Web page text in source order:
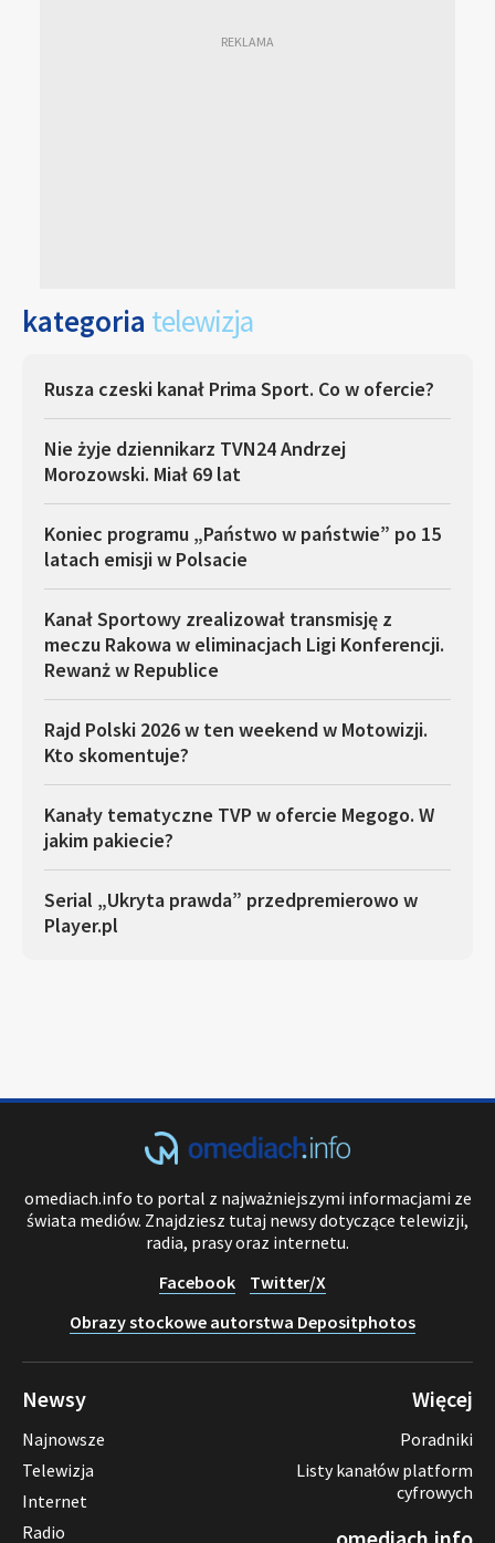
kategoria telewizja
Rusza czeski kanał Prima Sport. Co w ofercie?
Nie żyje dziennikarz TVN24 Andrzej
Morozowski. Miał 69 lat
Koniec programu „Państwo w państwie” po 15
latach emisji w Polsacie
Kanał Sportowy zrealizował transmisję z
meczu Rakowa w eliminacjach Ligi Konferencji.
Rewanż w Republice
Rajd Polski 2026 w ten weekend w Motowizji.
Kto skomentuje?
Kanały tematyczne TVP w ofercie Megogo. W
jakim pakiecie?
Serial „Ukryta prawda” przedpremierowo w
Player.pl
omediach.info to portal z najważniejszymi informacjami ze
świata mediów. Znajdziesz tutaj newsy dotyczące telewizji,
radia, prasy oraz internetu.
Facebook
Twitter/X
Obrazy stockowe autorstwa Depositphotos
Newsy
Najnowsze
Telewizja
Internet
Radio
Więcej
Poradniki
Listy kanałów platform
cyfrowych